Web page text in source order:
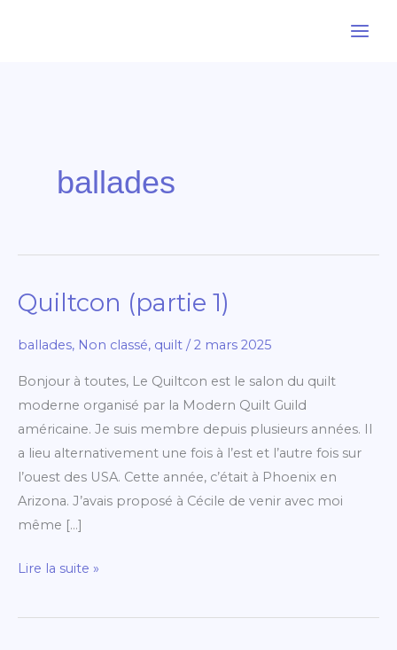
ballades
Quiltcon (partie 1)
ballades, Non classé, quilt /2 mars 2025
Bonjour à toutes, Le Quiltcon est le salon du quilt
moderne organisé par la Modern Quilt Guild
américaine. Je suis membre depuis plusieurs années. Il
a lieu alternativement une fois à l’est et l’autre fois sur
l’ouest des USA. Cette année, c’était à Phoenix en
Arizona. J’avais proposé à Cécile de venir avec moi
même […]
Quiltcon
1)
Lire la suite »